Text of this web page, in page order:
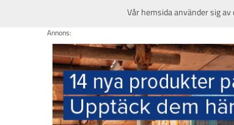
Annons:
Vår hemsida använder sig